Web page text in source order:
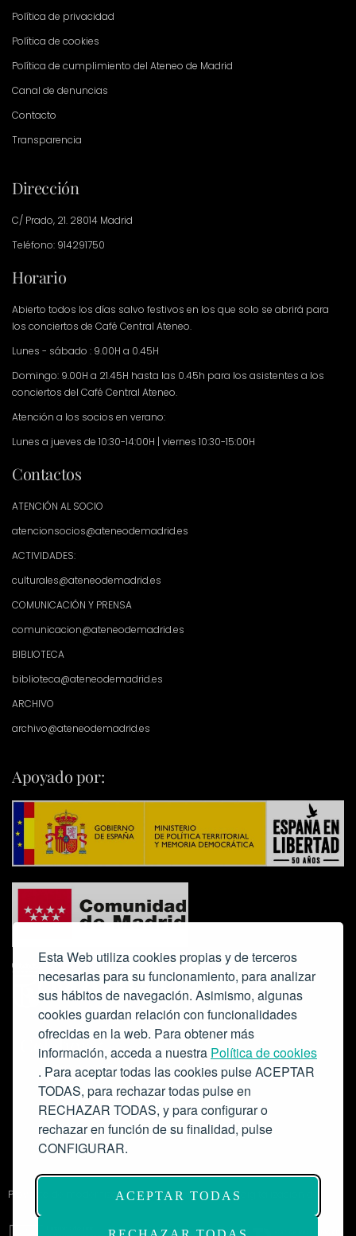
Esta Web utiliza cookies propias y de terceros
necesarias para su funcionamiento, para analizar
sus hábitos de navegación. Asimismo, algunas
cookies guardan relación con funcionalidades
ofrecidas en la web. Para obtener más
información, acceda a nuestra Política de cookies
. Para aceptar todas las cookies pulse ACEPTAR
TODAS, para rechazar todas pulse en
RECHAZAR TODAS, y para configurar o
rechazar en función de su finalidad, pulse
CONFIGURAR.
ACEPTAR TODAS
Política de privacidad
Política de cookies
Política de cumplimiento del Ateneo de Madrid
Canal de denuncias
Contacto
Transparencia
Dirección
C/ Prado, 21. 28014 Madrid
Teléfono: 914291750
Horario
Abierto todos los días salvo festivos en los que solo se abrirá para
los conciertos de Café Central Ateneo.
Lunes - sábado : 9.00H a 0.45H
Domingo: 9.00H a 21.45H hasta las 0.45h para los asistentes a los
conciertos del Café Central Ateneo.
Atención a los socios en verano:
Lunes a jueves de 10:30-14:00H | viernes 10:30-15:00H
Contactos
ATENCIÓN AL SOCIO
atencionsocios@ateneodemadrid.es
ACTIVIDADES:
culturales@ateneodemadrid.es
COMUNICACIÓN Y PRENSA
comunicacion@ateneodemadrid.es
BIBLIOTECA
biblioteca@ateneodemadrid.es
ARCHIVO
archivo@ateneodemadrid.es
Apoyado por:
Colabora:
Proyecto de modernización de infraestructuras y digitalización del
Salón de Actos del Ateneo de Madrid como espacio escénico-musical.
Subvención: 175.000€